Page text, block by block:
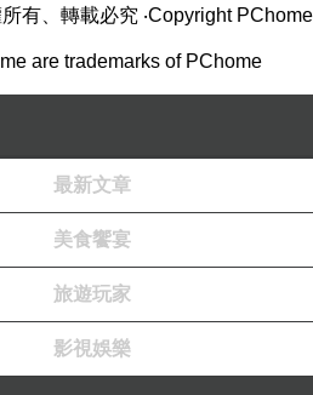
所有、轉載必究 ‧Copyright PChome
are trademarks of PChome
最新文章
美食饗宴
旅遊玩家
影視娛樂